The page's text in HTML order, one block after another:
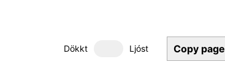
Dökkt Dökkt þema
Ljóst Copy page